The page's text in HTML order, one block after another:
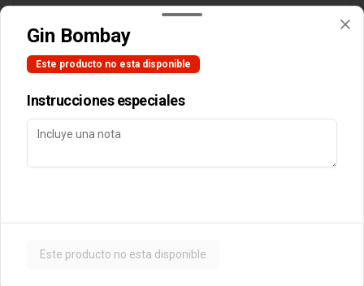
$3.890
Cocteles
Gin Bombay
Este producto no esta disponible
Instrucciones especiales
Este producto no esta disponible